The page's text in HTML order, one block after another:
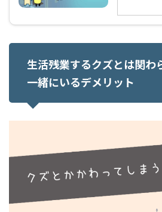
生活残業するクズとは関わ
一緒にいるデメリット